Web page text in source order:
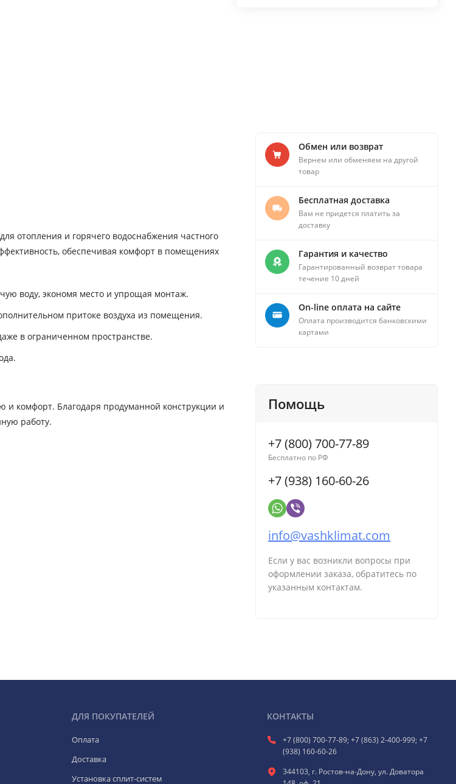
отопления и горячего водоснабжения частного
обеспечивая комфорт в помещениях
воду, экономя место и упрощая монтаж.
притоке воздуха из помещения.
в ограниченном пространстве.
и комфорт. Благодаря продуманной конструкции и
работу.
Обмен или возврат
Вернем или обменяем на другой
товар
Бесплатная доставка
Вам не придется платить за
доставку
Гарантия и качество
Гарантированный возврат товара
течение 10 дней
On-line оплата на сайте
Оплата производится банковскими
картами
Помощь
+7 (800) 700-77-89
Бесплатно по РФ
+7 (938) 160-60-26
info@vashklimat.com
Если у вас возникли вопросы при
оформлении заказа, обратитесь по
указанным контактам.
ДЛЯ ПОКУПАТЕЛЕЙ
Оплата
Доставка
Установка сплит-систем
КОНТАКТЫ
+7 (800) 700-77-89; +7 (863) 2-400-999; +7
(938) 160-60-26
344103, г. Ростов-на-Дону, ул. Доватора